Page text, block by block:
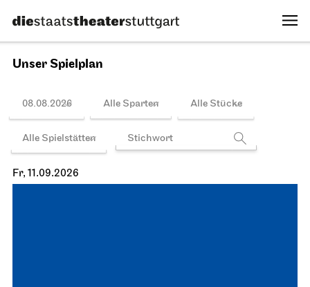
Unser Spielplan
08.08.2026 Alle Sparten Alle Stücke
Alle Spielstätten
Fr, 11.09.2026